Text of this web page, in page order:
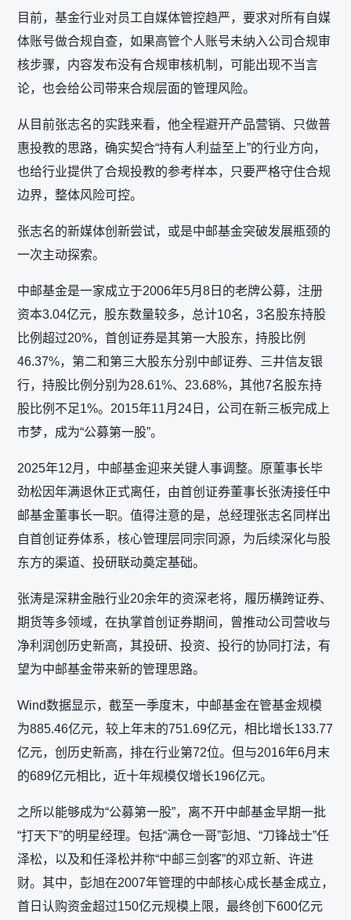
目前，基金行业对员工自媒体管控趋严，要求对所有自媒
体账号做合规自查，如果高管个人账号未纳入公司合规审
核步骤，内容发布没有合规审核机制，可能出现不当言
论，也会给公司带来合规层面的管理风险。
从目前张志名的实践来看，他全程避开产品营销、只做普
惠投教的思路，确实契合“持有人利益至上”的行业方向，
也给行业提供了合规投教的参考样本，只要严格守住合规
边界，整体风险可控。
张志名的新媒体创新尝试，或是中邮基金突破发展瓶颈的
一次主动探索。
中邮基金是一家成立于2006年5月8日的老牌公募，注册
资本3.04亿元，股东数量较多，总计10名，3名股东持股
比例超过20%，首创证券是其第一大股东，持股比例
46.37%，第二和第三大股东分别中邮证券、三井信友银
行，持股比例分别为28.61%、23.68%，其他7名股东持
股比例不足1%。2015年11月24日，公司在新三板完成上
市梦，成为“公募第一股”。
2025年12月，中邮基金迎来关键人事调整。原董事长毕
劲松因年满退休正式离任，由首创证券董事长张涛接任中
邮基金董事长一职。值得注意的是，总经理张志名同样出
自首创证券体系，核心管理层同宗同源，为后续深化与股
东方的渠道、投研联动奠定基础。
张涛是深耕金融行业20余年的资深老将，履历横跨证券、
期货等多领域，在执掌首创证券期间，曾推动公司营收与
净利润创历史新高，其投研、投资、投行的协同打法，有
望为中邮基金带来新的管理思路。
Wind数据显示，截至一季度末，中邮基金在管基金规模
为885.46亿元，较上年末的751.69亿元，相比增长133.77
亿元，创历史新高，排在行业第72位。但与2016年6月末
的689亿元相比，近十年规模仅增长196亿元。
之所以能够成为“公募第一股”，离不开中邮基金早期一批
“打天下”的明星经理。包括“满仓一哥”彭旭、“刀锋战士”任
泽松，以及和任泽松并称“中邮三剑客”的邓立新、许进
财。其中，彭旭在2007年管理的中邮核心成长基金成立，
首日认购资金超过150亿元规模上限，最终创下600亿元